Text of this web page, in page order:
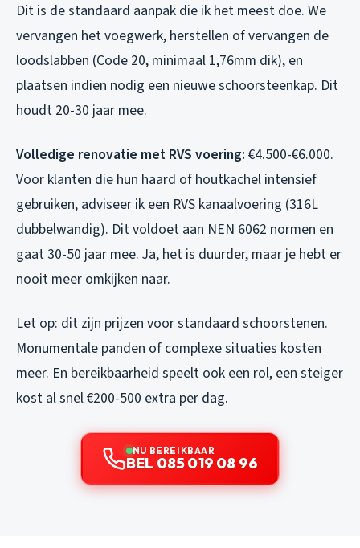
Dit is de standaard aanpak die ik het meest doe. We
vervangen het voegwerk, herstellen of vervangen de
loodslabben (Code 20, minimaal 1,76mm dik), en
plaatsen indien nodig een nieuwe schoorsteenkap. Dit
houdt 20-30 jaar mee.
Volledige renovatie met RVS voering: €4.500-€6.000.
Voor klanten die hun haard of houtkachel intensief
gebruiken, adviseer ik een RVS kanaalvoering (316L
dubbelwandig). Dit voldoet aan NEN 6062 normen en
gaat 30-50 jaar mee. Ja, het is duurder, maar je hebt er
nooit meer omkijken naar.
Let op: dit zijn prijzen voor standaard schoorstenen.
Monumentale panden of complexe situaties kosten
meer. En bereikbaarheid speelt ook een rol, een steiger
kost al snel €200-500 extra per dag.
NU BEREIKBAAR
BEL 085 019 08 96